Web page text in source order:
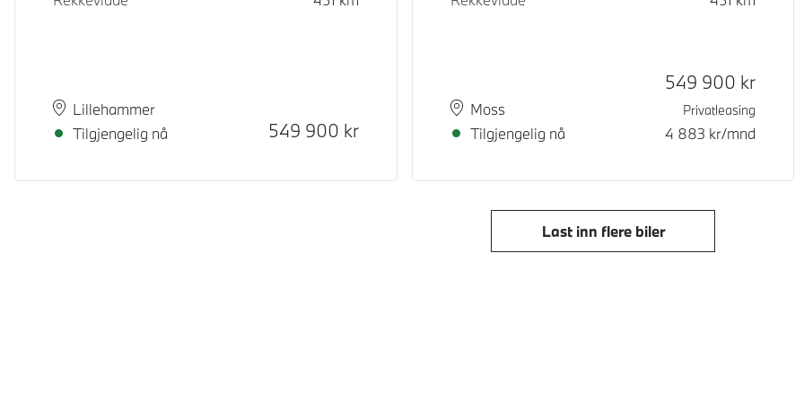
PlassLillehammer
Leveringstid
Tilgjengelig nå
Kontantpris
549 900 kr
PlassMoss
Leveringstid
Tilgjengelig nå
Kontantpris
549 900 kr
Privatleasing
4 883 kr/mnd
Last inn flere biler